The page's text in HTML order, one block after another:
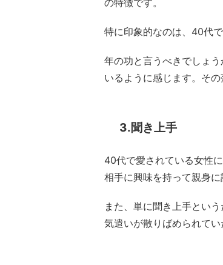
の特徴です。
特に印象的なのは、40代
年の功と言うべきでしょ
いるように感じます。そ
3.聞き上手
40代で愛されている女性
相手に興味を持って親身
また、単に聞き上手とい
気遣いが散りばめられてい